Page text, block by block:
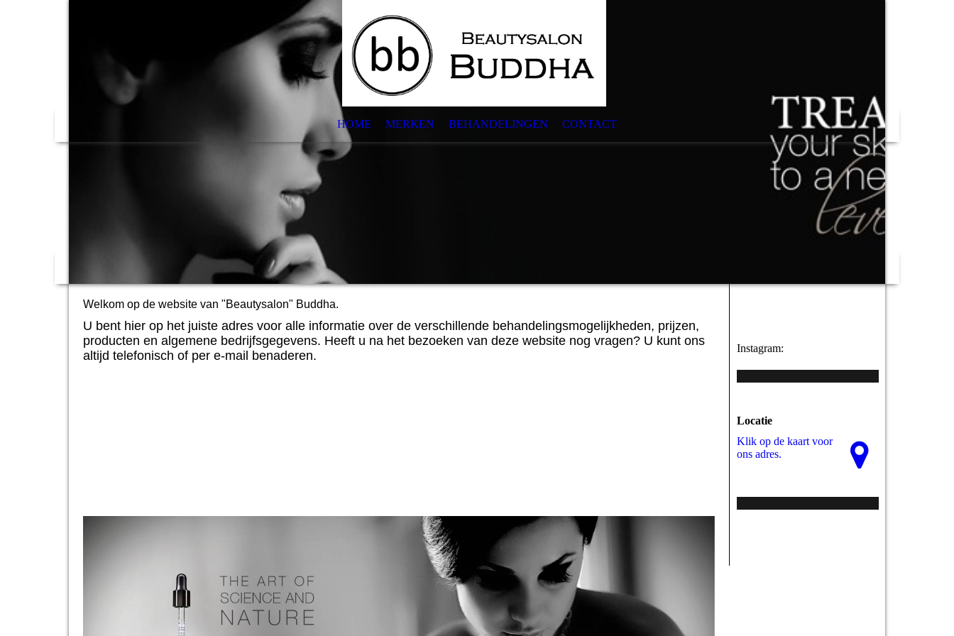
HOME MERKEN BEHANDELINGEN CONTACT
Welkom op de website van "Beautysalon" Buddha.
U bent hier op het juiste adres voor alle informatie over de verschillende behandelingsmogelijkheden, prijzen,
producten en algemene bedrijfsgegevens. Heeft u na het bezoeken van deze website nog vragen? U kunt ons
altijd telefonisch of per e-mail benaderen.
Instagram:
Locatie
Klik op de kaart voor
ons adres.